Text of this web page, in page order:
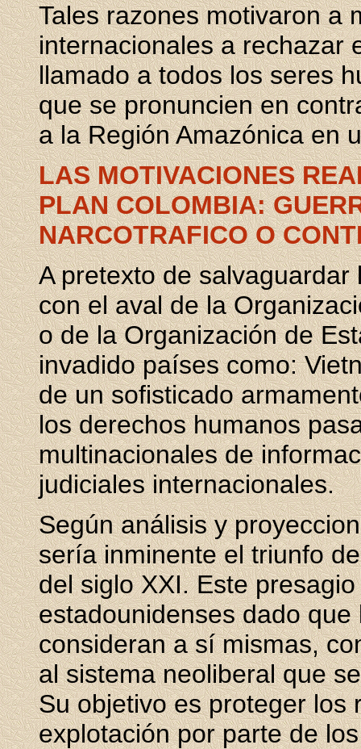
Tales razones motivaron a
internacionales a rechazar
llamado a todos los seres
que se pronuncien en
a la Región Amazónica en
LAS MOTIVACIONES
PLAN COLOMBIA:
NARCOTRAFICO O
A pretexto de
con el aval de la
o de la Organización de
invadido países como:
de un sofisticado
los derechos humanos
multinacionales de
judiciales internacionales.
Según análisis y
sería inminente el triunfo
del siglo XXI. Este
estadounidenses dado
consideran a sí mismas,
al sistema neoliberal que
Su objetivo es proteger los
explotación por parte de